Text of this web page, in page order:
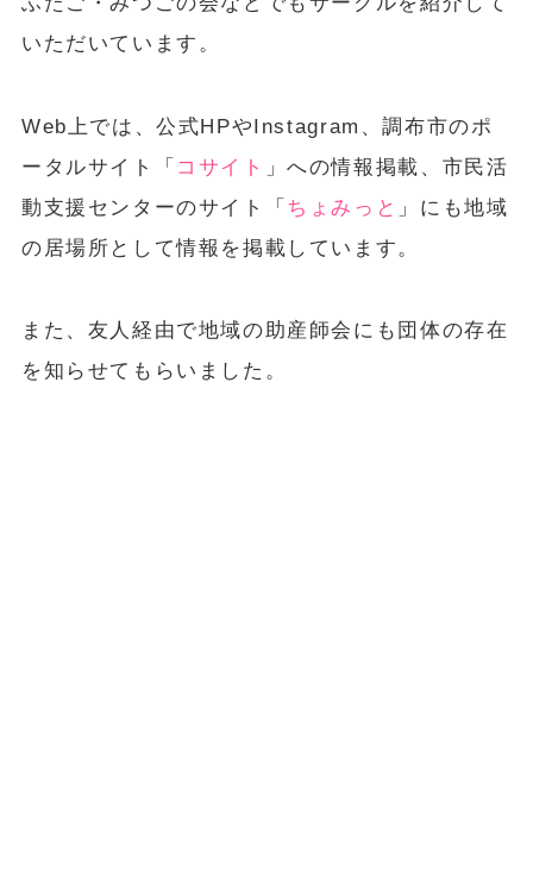
いただいています。
Web上では、公式HPやInstagram、調布市のポ
ータルサイト「 コサイト
」への情報掲載、市民活
動支援センターのサイト「 ちょみっと 」にも地域
の居場所として情報を掲載しています。
また、友人経由で地域の助産師会にも団体の存在
を知らせてもらいました。